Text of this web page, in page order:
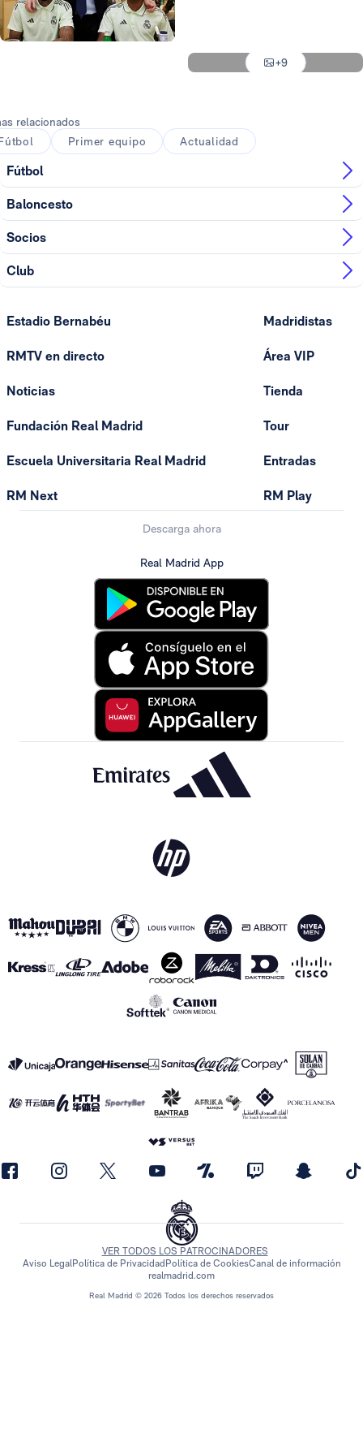
+9
relacionados
Primer equipo Actualidad
Fútbol
Baloncesto
Socios
Club
Estadio Bernabéu
RMTV en directo
Noticias
Fundación Real Madrid
Escuela Universitaria Real Madrid
RM Next
Madridistas
Área VIP
Tienda
Tour
Entradas
RM Play
Descarga ahora
Real Madrid App
Real Madrid © 2026 Todos los derechos reservados
VER TODOS LOS PATROCINADORES
Aviso LegalPolítica de Privacidad Política de CookiesCanal de información
realmadrid.com